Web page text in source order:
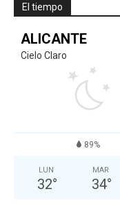
El tiempo
ALICANTE
Cielo Claro
89%
LUN
32°
MAR
34°